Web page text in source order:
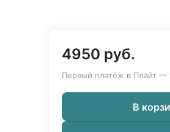
4950 руб.
Первый платёж в Плайт —
В